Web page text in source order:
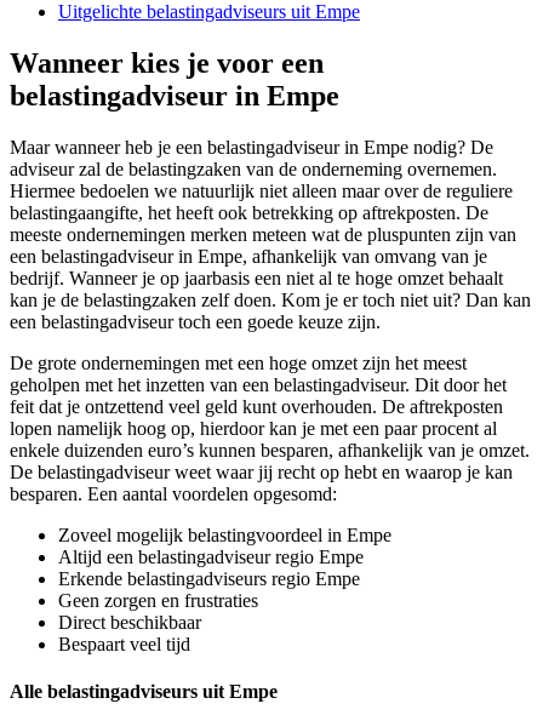
Uitgelichte belastingadviseurs uit Empe
Wanneer kies je voor een
belastingadviseur in Empe
Maar wanneer heb je een belastingadviseur in Empe nodig? De
adviseur zal de belastingzaken van de onderneming overnemen.
Hiermee bedoelen we natuurlijk niet alleen maar over de reguliere
belastingaangifte, het heeft ook betrekking op aftrekposten. De
meeste ondernemingen merken meteen wat de pluspunten zijn van
een belastingadviseur in Empe, afhankelijk van omvang van je
bedrijf. Wanneer je op jaarbasis een niet al te hoge omzet behaalt
kan je de belastingzaken zelf doen. Kom je er toch niet uit? Dan kan
een belastingadviseur toch een goede keuze zijn.
De grote ondernemingen met een hoge omzet zijn het meest
geholpen met het inzetten van een belastingadviseur. Dit door het
feit dat je ontzettend veel geld kunt overhouden. De aftrekposten
lopen namelijk hoog op, hierdoor kan je met een paar procent al
enkele duizenden euro’s kunnen besparen, afhankelijk van je omzet.
De belastingadviseur weet waar jij recht op hebt en waarop je kan
besparen. Een aantal voordelen opgesomd:
Zoveel mogelijk belastingvoordeel in Empe
Altijd een belastingadviseur regio Empe
Erkende belastingadviseurs regio Empe
Geen zorgen en frustraties
Direct beschikbaar
Bespaart veel tijd
Alle belastingadviseurs uit Empe